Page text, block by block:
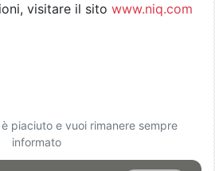
visitare il sito www.niq.com
piaciuto e vuoi rimanere sempre
informato